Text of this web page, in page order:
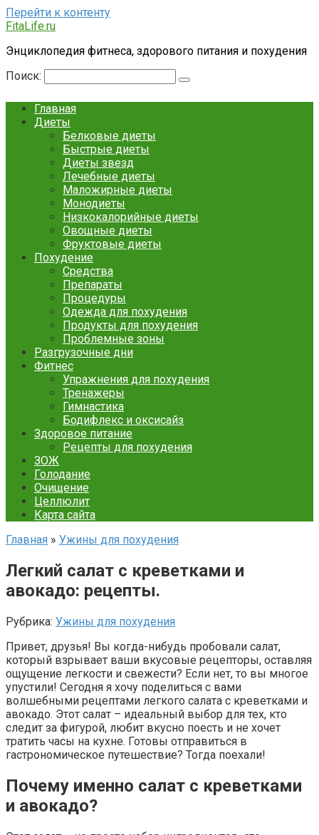
Перейти к контенту
FitaLife.ru
Энциклопедия фитнеса, здорового питания и похудения
Поиск:
Главная
Диеты
Белковые диеты
Быстрые диеты
Диеты звезд
Лечебные диеты
Маложирные диеты
Монодиеты
Низкокалорийные диеты
Овощные диеты
Фруктовые диеты
Похудение
Средства
Препараты
Процедуры
Одежда для похудения
Продукты для похудения
Проблемные зоны
Разгрузочные дни
Фитнес
Упражнения для похудения
Тренажеры
Гимнастика
Бодифлекс и оксисайз
Здоровое питание
Рецепты для похудения
ЗОЖ
Голодание
Очищение
Целлюлит
Карта сайта
Главная » Ужины для похудения
Легкий салат с креветками и
авокадо: рецепты.
Рубрика: Ужины для похудения
Привет, друзья! Вы когда-нибудь пробовали салат,
который взрывает ваши вкусовые рецепторы, оставляя
ощущение легкости и свежести? Если нет, то вы многое
упустили! Сегодня я хочу поделиться с вами
волшебными рецептами легкого салата с креветками и
авокадо. Этот салат – идеальный выбор для тех, кто
следит за фигурой, любит вкусно поесть и не хочет
тратить часы на кухне. Готовы отправиться в
гастрономическое путешествие? Тогда поехали!
Почему именно салат с креветками
и авокадо?